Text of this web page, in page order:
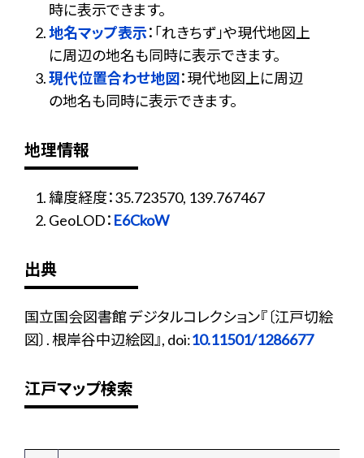
時に表示できます。
地名マップ表示：「れきちず」や現代地図上
に周辺の地名も同時に表示できます。
現代位置合わせ地図：現代地図上に周辺
の地名も同時に表示できます。
地理情報
緯度経度：35.723570, 139.767467
GeoLOD： E6CkoW
出典
国立国会図書館 デジタルコレクション『〔江戸切絵
図〕. 根岸谷中辺絵図』, doi:10.11501/1286677
江戸マップ検索